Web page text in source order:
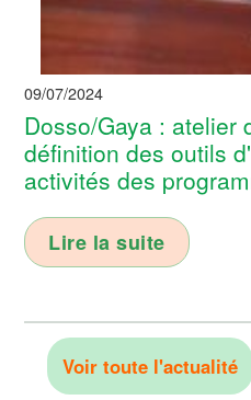
09/07/2024
Dosso/Gaya : atelier
définition des outils
activités des
Lire la suite
Voir toute l'actualité